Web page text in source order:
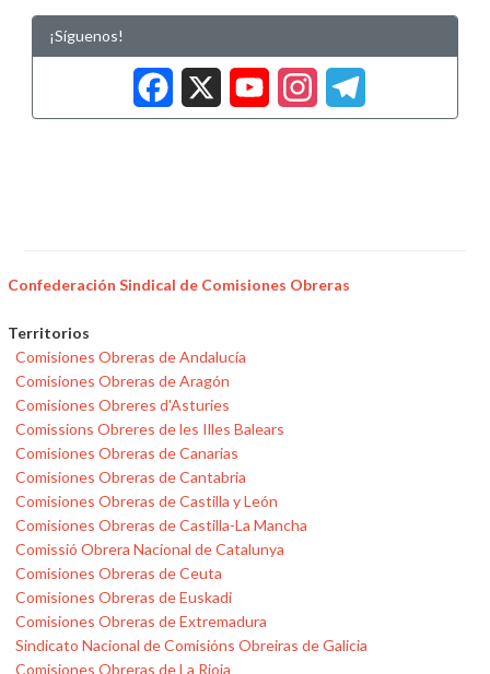
¡Síguenos!
Facebook
X
Confederación Sindical de Comisiones Obreras
Territorios
Comisiones Obreras de Andalucía
Comisiones Obreras de Aragón
Comisiones Obreres d'Asturies
Comissions Obreres de les Illes Balears
Comisiones Obreras de Canarias
Comisiones Obreras de Cantabria
Comisiones Obreras de Castilla y León
Comisiones Obreras de Castilla-La Mancha
Comissió Obrera Nacional de Catalunya
Comisiones Obreras de Ceuta
Comisiones Obreras de Euskadi
Comisiones Obreras de Extremadura
Sindicato Nacional de Comisións Obreiras de Galicia
Comisiones Obreras de La Rioja